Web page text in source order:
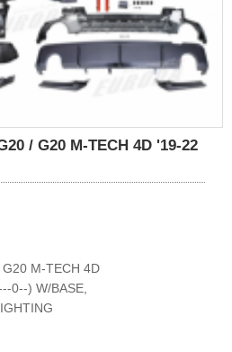
/ G20 M-TECH 4D '19-22
M-TECH 4D
0--) W/BASE,